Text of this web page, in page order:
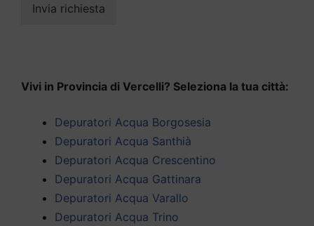
Invia richiesta
Vivi in Provincia di Vercelli? Seleziona la tua città:
Depuratori Acqua Borgosesia
Depuratori Acqua Santhià
Depuratori Acqua Crescentino
Depuratori Acqua Gattinara
Depuratori Acqua Varallo
Depuratori Acqua Trino